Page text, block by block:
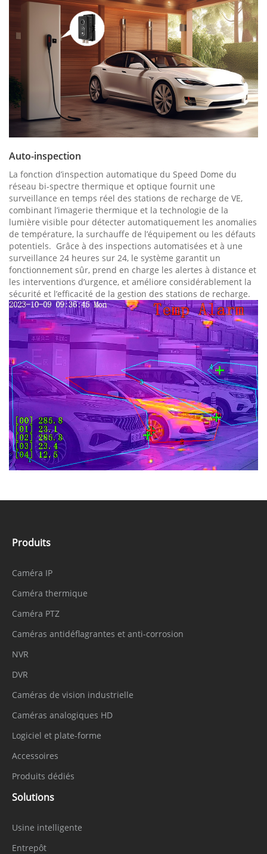
Auto-inspection
La fonction d’inspection automatique du Speed Dome du
réseau bi-spectre thermique et optique fournit une
surveillance en temps réel des stations de recharge de VE,
combinant l’imagerie thermique et la technologie de la
lumière visible pour détecter automatiquement les anomalies
de température, la surchauffe de l’équipement ou les défauts
potentiels. Grâce à des inspections automatisées et à une
surveillance 24 heures sur 24, le système garantit un
fonctionnement sûr, prend en charge les alertes à distance et
les interventions d’urgence, et améliore considérablement la
sécurité et l’efficacité de la gestion des stations de recharge.
Produits
Caméra IP
Caméra thermique
Caméra PTZ
Caméras antidéflagrantes et anti-corrosion
NVR
DVR
Caméras de vision industrielle
Caméras analogiques HD
Logiciel et plate-forme
Accessoires
Produits dédiés
Solutions
Usine intelligente
Entrepôt